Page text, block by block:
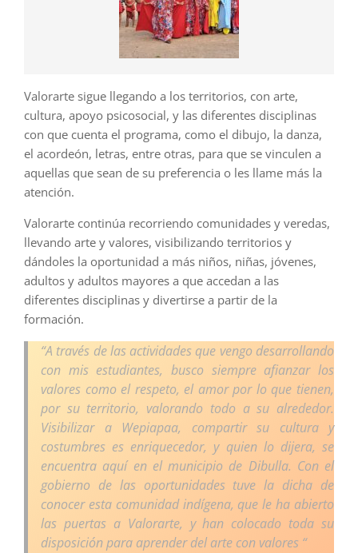
Valorarte sigue llegando a los territorios, con arte,
cultura, apoyo psicosocial, y las diferentes disciplinas
con que cuenta el programa, como el dibujo, la danza,
el acordeón, letras, entre otras, para que se vinculen a
aquellas que sean de su preferencia o les llame más la
atención.
Valorarte continúa recorriendo comunidades y veredas,
llevando arte y valores, visibilizando territorios y
dándoles la oportunidad a más niños, niñas, jóvenes,
adultos y adultos mayores a que accedan a las
diferentes disciplinas y divertirse a partir de la
formación.
“A través de las actividades que vengo desarrollando
con mis estudiantes, busco siempre afianzar los
valores como el respeto, el amor por lo que tienen,
por su territorio, valorando todo a su alrededor.
Visibilizar a Wepiapaa, compartir su cultura y
costumbres es enriquecedor, y quien lo dijera, se
encuentra aquí en el municipio de Dibulla. Con el
gobierno de las oportunidades tuve la dicha de
conocer esta comunidad indígena, que le ha abierto
las puertas a Valorarte, y han colocado toda su
disposición para aprender del arte con valores “